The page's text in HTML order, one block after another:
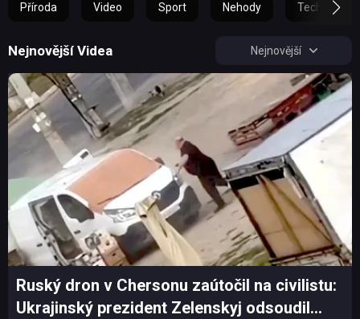
Příroda Video Sport Nehody Technika
Nejnovější Videa Nejnovější
Ruský dron v Chersonu zaútočil na civilistu:
Ukrajinský prezident Zelenskyj odsoudil